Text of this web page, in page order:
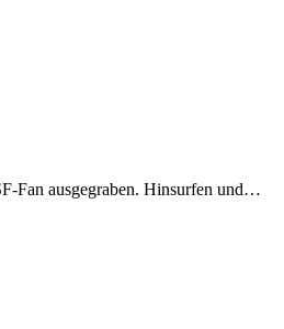
Fan ausgegraben. Hinsurfen und…